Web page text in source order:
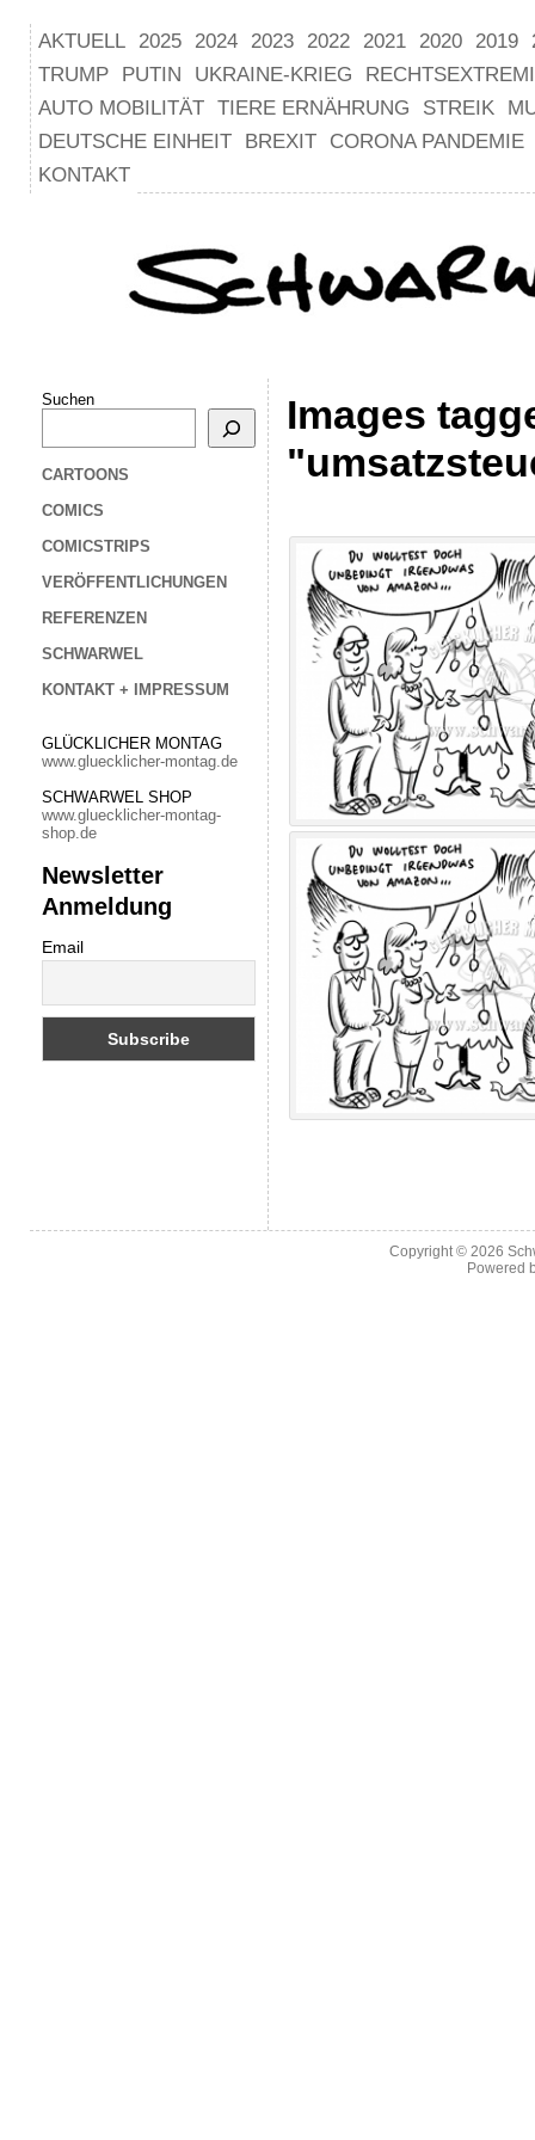
AKTUELL 2025 2024 2023 2022 2021 2020 2019
TRUMP
PUTIN UKRAINE-KRIEG
AUTO MOBILITÄT TIERE ERNÄHRUNG STREIK
DEUTSCHE EINHEIT
BREXIT
CORONA PANDEMIE
KONTAKT
Suchen
CARTOONS
COMICS
COMICSTRIPS
VERÖFFENTLICHUNGEN
REFERENZEN
SCHWARWEL
KONTAKT + IMPRESSUM
GLÜCKLICHER MONTAG
www.gluecklicher-montag.de
SCHWARWEL SHOP
www.gluecklicher-montag-
shop.de
Newsletter
Anmeldung
Email
Images
Copyright © 2026
Powered